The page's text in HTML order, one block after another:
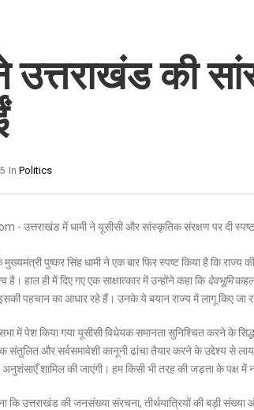
उत्तराखंड की
In Politics
मुख्यमंत्री पुष्कर सिंह धामी ने एक बार फिर स्पष्ट किया है कि
है। हाल ही में दिए गए एक साक्षात्कार में उन्होंने कहा किदेवभूमि
पहचान का आधार रहे हैं। उनके ये बयान राज्य में लागू किए जा
में पेश किया गया यूसीसी विधेयक समानता सुनिश्चित करने के
संतुलित और सर्वसमावेशी कानूनी ढांचा तैयार करने के उद्देश्य से
अनुशंसाएँ शामिल की जाएंगी। हम किसी भी तरह की जड़ता के पक्ष
कि उत्तराखंड की जनसंख्या संरचना, तीर्थयात्रियों की बड़ी